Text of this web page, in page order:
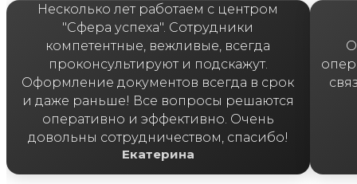
Несколько лет работаем с центром
"Сфера успеха". Сотрудники
компетентные, вежливые, всегда
проконсультируют и подскажут.
Оформление документов всегда в срок
и даже раньше! Все вопросы решаются
оперативно и эффективно. Очень
довольны сотрудничеством, спасибо!
Екатерина